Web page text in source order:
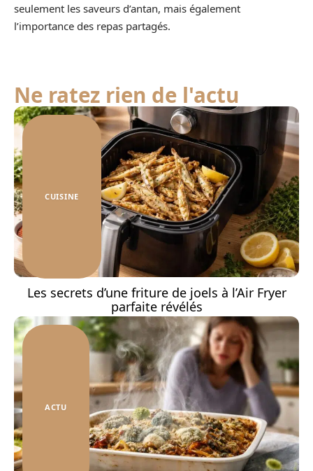
seulement les saveurs d’antan, mais également
l’importance des repas partagés.
Ne ratez rien de l'actu
CUISINE
Les secrets d’une friture de joels à l’Air Fryer
parfaite révélés
ACTU